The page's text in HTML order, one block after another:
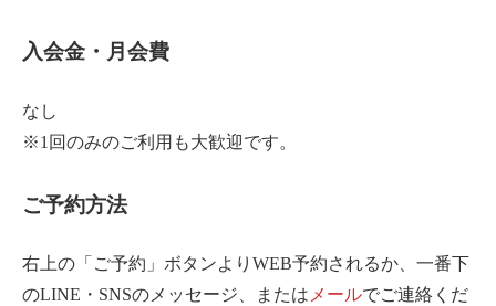
入会金・月会費
なし
※1回のみのご利用も大歓迎です。
ご予約方法
右上の「ご予約」ボタンよりWEB予約されるか、一番下
のLINE・SNSのメッセージ、または メールでご連絡くだ